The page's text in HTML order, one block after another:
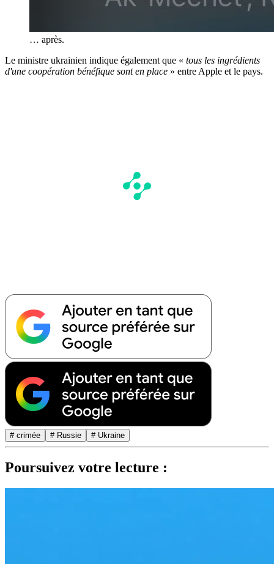
… après.
Le ministre ukrainien indique également que « tous les ingrédients
d'une coopération bénéfique sont en place » entre Apple et le pays.
# crimée # Russie # Ukraine
Poursuivez votre lecture :